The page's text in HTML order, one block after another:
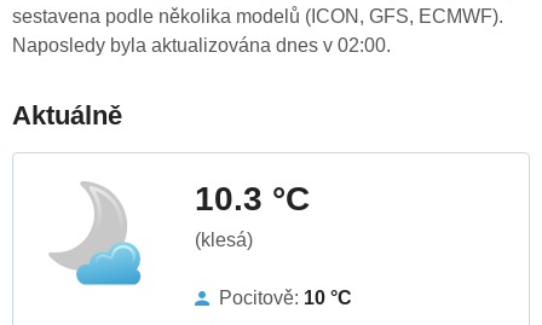
sestavena podle několika modelů (ICON, GFS, ECMWF).
Naposledy byla aktualizována dnes v 02:00.
Aktuálně
10.3 °C
(klesá)
Pocitově: 10 °C